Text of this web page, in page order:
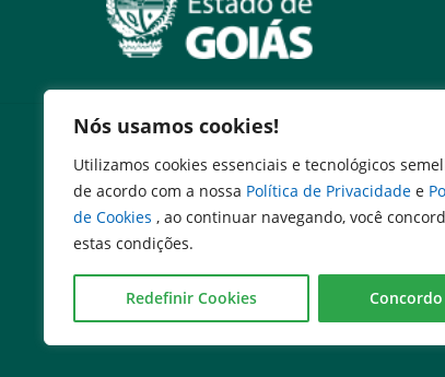
Nós usamos cookies!
Utilizamos cookies essenciais e tecnológicos
de acordo com a nossa Política de Privacidade e
de Cookies , ao continuar navegando, você
estas condições.
Redefinir Cookies Concordo
Serviços
Expresso Goiás
Expresso Aplicações
Expresso Servidor
SEI Governadoria
Cadastro de Autoridades